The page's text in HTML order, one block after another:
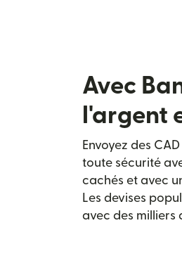
Avec
l'argent
Envoyez des
toute sécurité
cachés et avec
Les devises
avec des milliers